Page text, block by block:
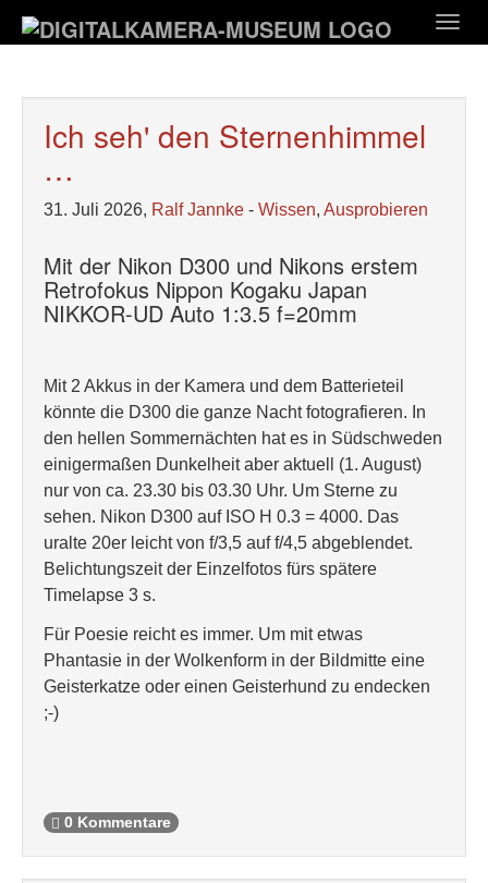
Hauptinhalt
Ich seh' den Sternenhimmel
…
31. Juli 2026, Ralf Jannke - Wissen, Ausprobieren
Mit der Nikon D300 und Nikons erstem
Retrofokus Nippon Kogaku Japan
NIKKOR-UD Auto 1:3.5 f=20mm
Mit 2 Akkus in der Kamera und dem Batterieteil
könnte die D300 die ganze Nacht fotografieren. In
den hellen Sommernächten hat es in Südschweden
einigermaßen Dunkelheit aber aktuell (1. August)
nur von ca. 23.30 bis 03.30 Uhr. Um Sterne zu
sehen. Nikon D300 auf ISO H 0.3 = 4000. Das
uralte 20er leicht von f/3,5 auf f/4,5 abgeblendet.
Belichtungszeit der Einzelfotos fürs spätere
Timelapse 3 s.
Für Poesie reicht es immer. Um mit etwas
Phantasie in der Wolkenform in der Bildmitte eine
Geisterkatze oder einen Geisterhund zu endecken
;-)
0 Kommentare